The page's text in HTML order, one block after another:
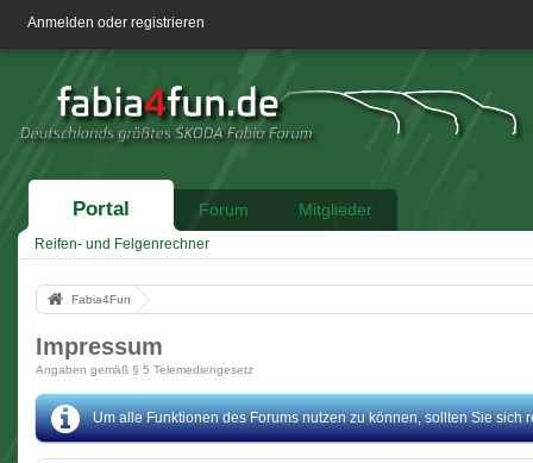
Anmelden oder registrieren
Portal Forum Mitglieder
Reifen- und Felgenrechner
Fabia4Fun
Impressum
Angaben gemäß § 5 Telemediengesetz
Um alle Funktionen des Forums nutzen zu können, sollten Sie